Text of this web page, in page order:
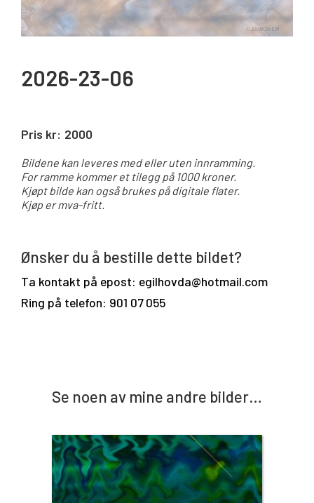
2026-23-06
Pris kr: 2000
Bildene kan leveres med eller uten innramming.
For ramme kommer et tilegg på 1000 kroner.
Kjøpt bilde kan også brukes på digitale flater.
Kjøp er mva-fritt.
Ønsker du å bestille dette bildet?
Ta kontakt på epost: egilhovda@hotmail.com
Ring på telefon: 901 07 055
Se noen av mine andre bilder…